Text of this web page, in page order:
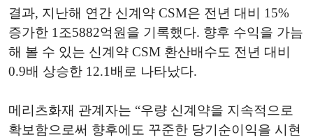
결과, 지난해 연간 신계약 CSM은 전년 대비 15%
증가한 1조5882억원을 기록했다. 향후 수익을 가늠
해 볼 수 있는 신계약 CSM 환산배수도 전년 대비
0.9배 상승한 12.1배로 나타났다.
메리츠화재 관계자는 “우량 신계약을 지속적으로
확보함으로써 향후에도 꾸준한 당기순이익을 시현